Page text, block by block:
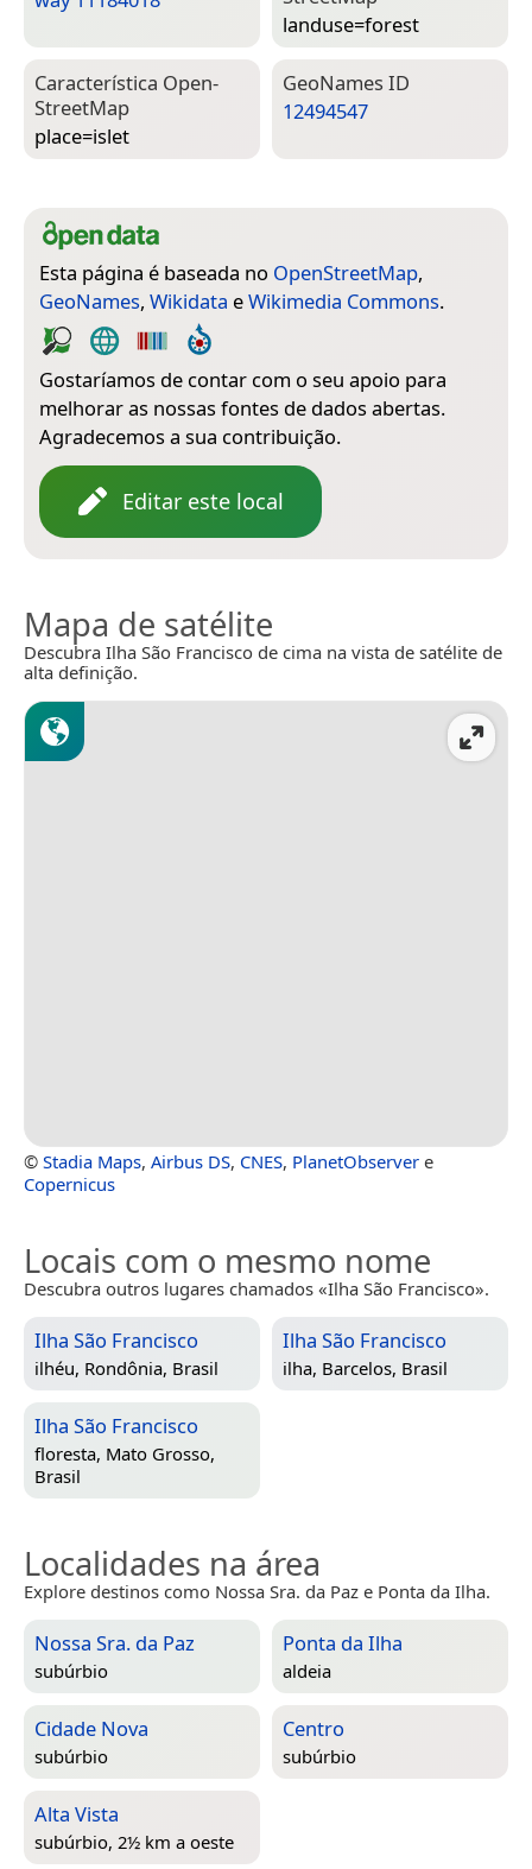
landuse=­forest
Característica Open­
Street­Map
place=­islet
Geo­Names ID
12494547
Esta página é baseada no OpenStreetMap,
GeoNames, Wikidata eWikimedia Commons.
Gostaríamos de contar com o seu apoio para
melhorar as nossas fontes de dados abertas.
Agradecemos a sua contribuição.
Editar este local
Mapa de satélite
Descubra Ilha São Francisco de cima na vista de satélite de
alta definição.
© Stadia Maps, Airbus DS, CNES, PlanetObserver e
Copernicus
Locais com o mesmo nome
Descubra outros lugares chamados «Ilha São Francisco».
Ilha São Francisco
ilhéu, Rondônia, Brasil
Ilha São Francisco
ilha, Barcelos, Brasil
Ilha São Francisco
floresta, Mato Grosso,
Brasil
Localidades na área
Explore destinos como Nossa Sra. da Paz e Ponta da Ilha.
Nossa Sra. da Paz
subúrbio
Ponta da Ilha
aldeia
Cidade Nova
subúrbio
Centro
subúrbio
Alta Vista
subúrbio, 2½ km a oeste